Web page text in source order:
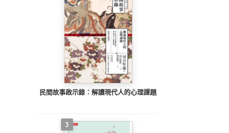
民間故事啟示錄：解讀現代人的心理課題
3